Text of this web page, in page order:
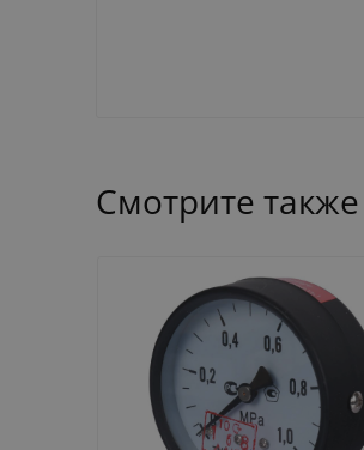
Смотрите также